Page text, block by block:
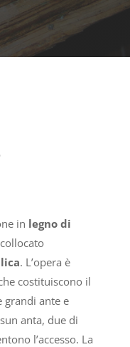
in legno di
. L’opera è
costituiscono il
grandi ante e
anta, due di
l’accesso. La